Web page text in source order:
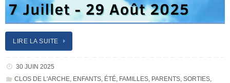
LIRE LA SUITE
30 JUIN 2025
CLOS DE L'ARCHE, ENFANTS, ÉTÉ, FAMILLES, PARENTS, SORTIES,